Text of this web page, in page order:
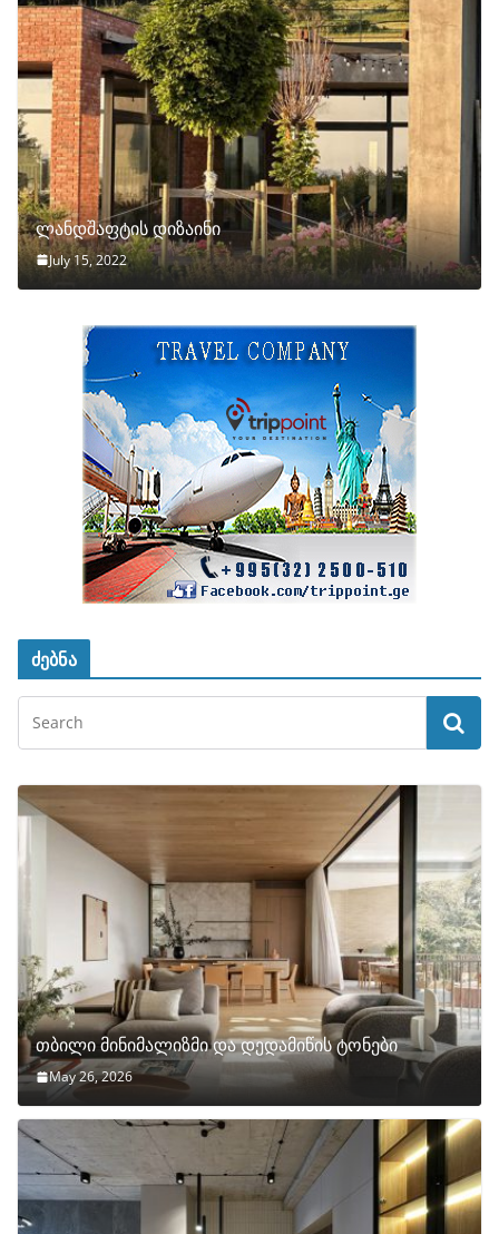
ლანდშაფტის დიზაინი
July 15, 2022
ძებნა
თბილი მინიმალიზმი და დედამიწის ტონები
May 26, 2026